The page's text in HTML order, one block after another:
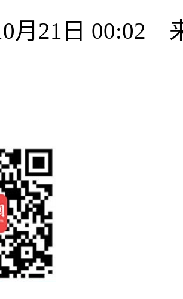
月21日 00:02